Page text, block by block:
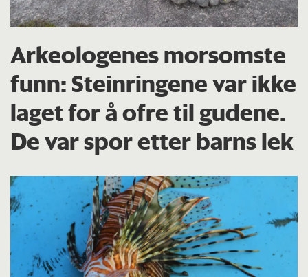
Arkeologenes morsomste
funn: Steinringene var ikke
laget for å ofre til gudene.
De var spor etter barns lek